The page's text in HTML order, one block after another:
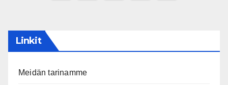
Linkit
Meidän tarinamme